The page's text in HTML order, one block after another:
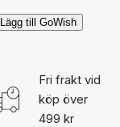
Lägg till GoWish
Fri frakt vid
köp över
499 kr